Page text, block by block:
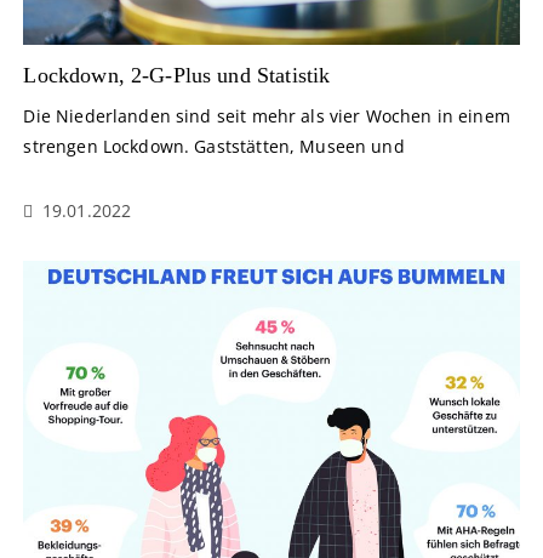
Lockdown, 2-G-Plus und Statistik
Die Niederlanden sind seit mehr als vier Wochen in einem
strengen Lockdown. Gaststätten, Museen und
19.01.2022